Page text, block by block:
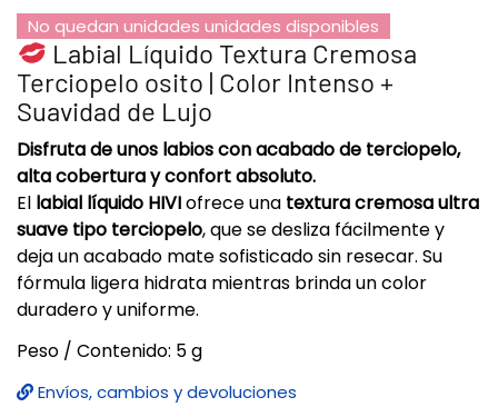
No quedan unidades unidades disponibles
Labial Líquido Textura Cremosa
Terciopelo osito | Color Intenso +
Suavidad de Lujo
Disfruta de unos labios con acabado de terciopelo,
alta cobertura y confort absoluto.
El labial líquido HIVIofrece una textura cremosa ultra
suave tipo terciopelo, que se desliza fácilmente y
deja un acabado mate sofisticado sin resecar. Su
fórmula ligera hidrata mientras brinda un color
duradero y uniforme.
Peso / Contenido: 5 g
Envíos, cambios y devoluciones